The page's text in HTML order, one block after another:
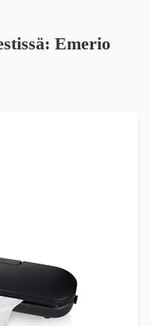
Emerio